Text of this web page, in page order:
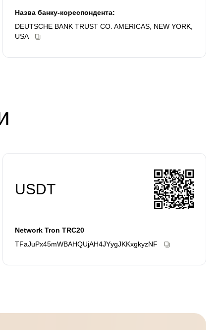
Назва банку-кореспондента:
DEUTSCHE BANK TRUST CO. AMERICAS, NEW YORK,
USA
USDT
Network Tron TRС20
TFaJuPx45mWBAHQUjAH4JYygJKKxgkyzNF